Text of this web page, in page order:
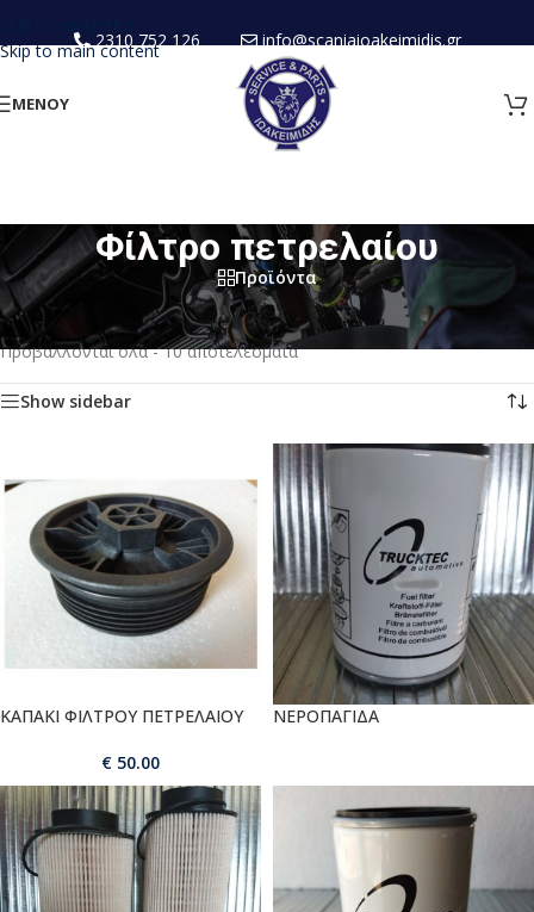
Skip to main content
2310 752 126 info@scaniaioakeimidis.gr
ΜΕΝΟΥ
Φίλτρο πετρελαίου
Προϊόντα
Αρχική σελίδα
Καινούρια Ανταλλακτικα /Φίλτρα
Φίλτρο πετρελαίου
Προβάλλονται όλα - 10 αποτελέσματα
Show sidebar
ΚΑΠΑΚΙ ΦΙΛΤΡΟΥ ΠΕΤΡΕΛΑΙΟΥ
€ 50.00
ΝΕΡΟΠΑΓΙΔΑ